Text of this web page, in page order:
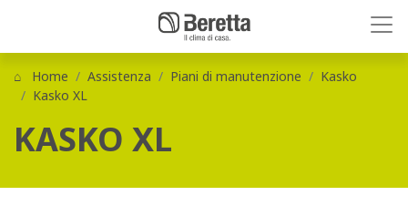
Home Assistenza Piani di manutenzione
Kasko
Kasko XL
KASKO XL